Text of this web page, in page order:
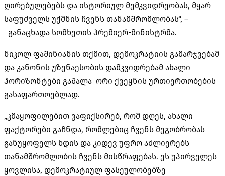
ღირებულებებს და ისტორიულ მემკვიდრეობას, მყარ
საფუძველს უქმნის ჩვენს თანამშრომლობას“, –
განაცხადა სომხეთის პრემიერ-მინისტრმა.
ნიკოლ ფაშინიანის თქმით, დემოკრატიის გამარჯვებამ
და კანონის უზენაესობის დამკვიდრებამ ახალი
ჰორიზონტები გაშალა ორი ქვეყნის ურთიერთობების
გასაფართოებლად.
„კმაყოფილებით ვაფიქსირებ, რომ დღეს, ახალი
ფაქტორები გაჩნდა, რომლებიც ჩვენს მეგობრობას
განუყოფელს ხდის და კიდევ უფრო აძლიერებს
თანამშრომლობის ჩვენს მისწრაფებას. ეს უპირველეს
ყოვლისა, დემოკრატიულ ფასეულობებზე